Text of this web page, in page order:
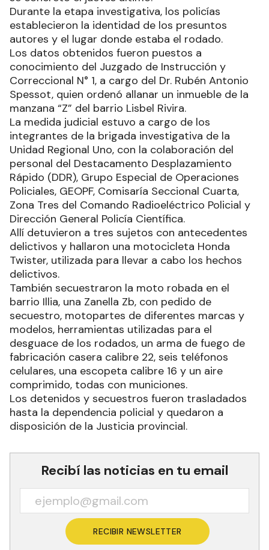
Durante la etapa investigativa, los policías
establecieron la identidad de los presuntos
autores y el lugar donde estaba el rodado.
Los datos obtenidos fueron puestos a
conocimiento del Juzgado de Instrucción y
Correccional N° 1, a cargo del Dr. Rubén Antonio
Spessot, quien ordenó allanar un inmueble de la
manzana “Z” del barrio Lisbel Rivira.
La medida judicial estuvo a cargo de los
integrantes de la brigada investigativa de la
Unidad Regional Uno, con la colaboración del
personal del Destacamento Desplazamiento
Rápido (DDR), Grupo Especial de Operaciones
Policiales, GEOPF, Comisaría Seccional Cuarta,
Zona Tres del Comando Radioeléctrico Policial y
Dirección General Policía Científica.
Allí detuvieron a tres sujetos con antecedentes
delictivos y hallaron una motocicleta Honda
Twister, utilizada para llevar a cabo los hechos
delictivos.
También secuestraron la moto robada en el
barrio Illia, una Zanella Zb, con pedido de
secuestro, motopartes de diferentes marcas y
modelos, herramientas utilizadas para el
desguace de los rodados, un arma de fuego de
fabricación casera calibre 22, seis teléfonos
celulares, una escopeta calibre 16 y un aire
comprimido, todas con municiones.
Los detenidos y secuestros fueron trasladados
hasta la dependencia policial y quedaron a
disposición de la Justicia provincial.
Recibí las noticias en tu email
RECIBIR NEWSLETTER